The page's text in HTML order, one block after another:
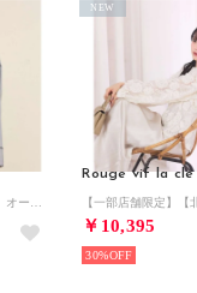
Rouge vif la cle
￥10,395
NEW
30%